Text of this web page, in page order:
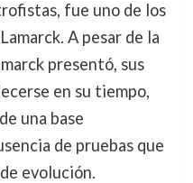
fue uno de los
A pesar de la
presentó, sus
en su tiempo,
una base
de pruebas que
evolución.